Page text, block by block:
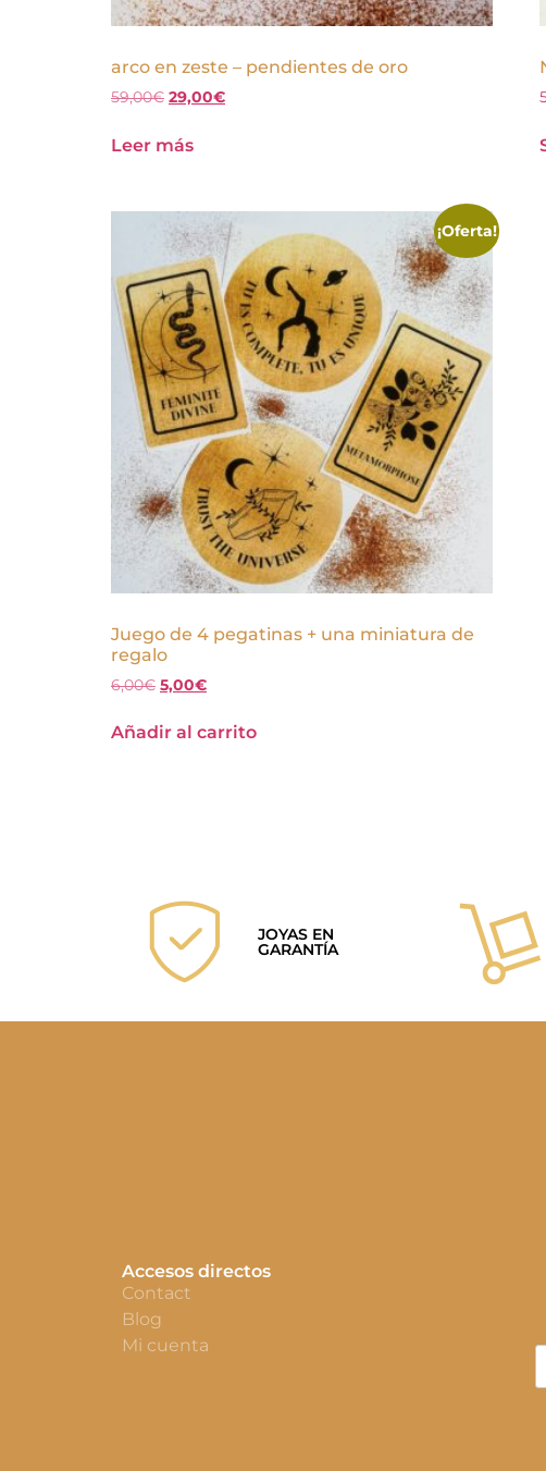
arco en zeste – pendientes de oro
59,00€ 29,00€
Leer más
¡Oferta!
Juego de 4 pegatinas + una miniatura de
regalo
6,00€ 5,00€
Añadir al carrito
JOYAS EN
GARANTÍA
Accesos directos
Contact
Blog
Mi cuenta